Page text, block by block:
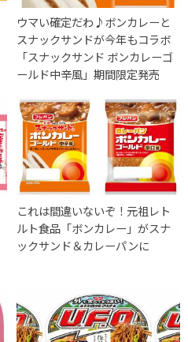
ウマい確定だわ♪ボンカレーと
スナックサンドが今年もコラボ
「スナックサンド ボンカレーゴ
ールド中辛風」期間限定発売
これは間違いないぞ！元祖レト
ルト食品「ボンカレー」がスナ
ックサンド＆カレーパンに